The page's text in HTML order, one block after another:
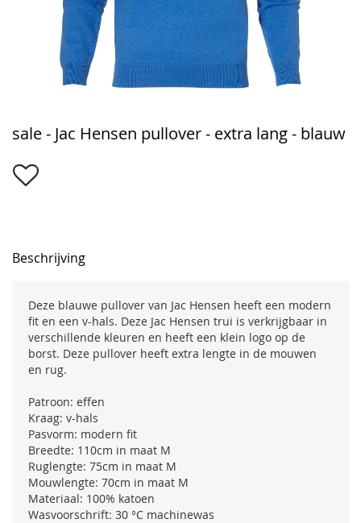
naar
begin
van
sale - Jac Hensen pullover - extra lang - blauw
Beschrijving
Deze blauwe pullover van Jac Hensen heeft een modern
fit en een v-hals. Deze Jac Hensen trui is verkrijgbaar in
verschillende kleuren en heeft een klein logo op de
borst. Deze pullover heeft extra lengte in de mouwen
en rug.
Patroon: effen
Kraag: v-hals
Pasvorm: modern fit
Breedte: 110cm in maat M
Ruglengte: 75cm in maat M
Mouwlengte: 70cm in maat M
Materiaal: 100% katoen
Wasvoorschrift: 30 °C machinewas